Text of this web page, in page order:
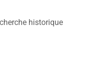
historique